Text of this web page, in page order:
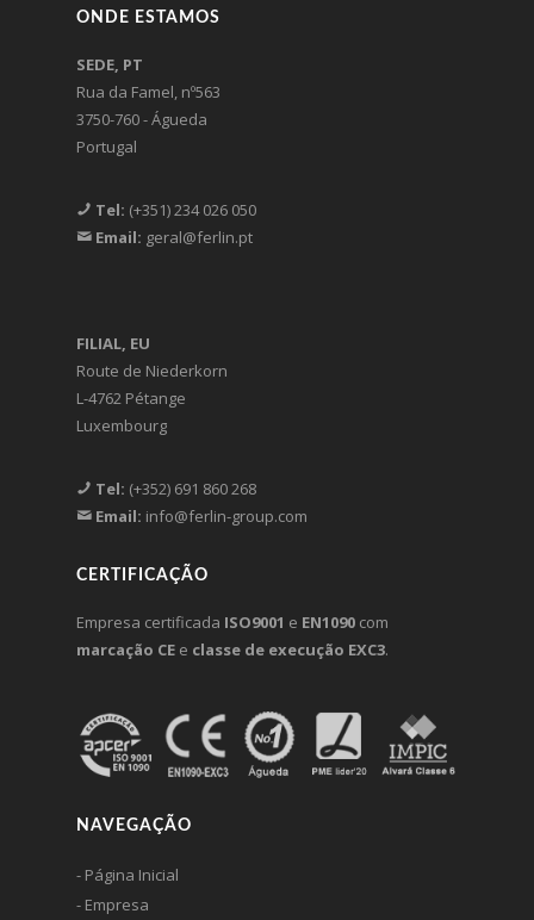
ONDE ESTAMOS
SEDE, PT
Rua da Famel, nº563
3750-760 - Águeda
Portugal
Tel: (+351) 234 026 050
Email: geral@ferlin.pt
FILIAL, EU
Route de Niederkorn
L-4762 Pétange
Luxembourg
Tel: (+352) 691 860 268
Email: info@ferlin-group.com
CERTIFICAÇÃO
Empresa certificada ISO9001 e EN1090 com
marcação CE e classe de execução EXC3.
NAVEGAÇÃO
- Página Inicial
- Empresa